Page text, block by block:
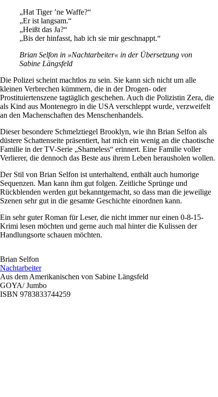
„Hat Tiger ’ne Waffe?“
„Er ist langsam.“
„Heißt das Ja?“
„Bis der hinfasst, hab ich sie mir geschnappt.“
Brian Selfon in »Nachtarbeiter« in der Übersetzung von
Sabine Längsfeld
Die Polizei scheint machtlos zu sein. Sie kann sich nicht um alle
kleinen Verbrechen kümmern, die in der Drogen- oder
Prostituiertenszene tagtäglich geschehen. Auch die Polizistin Zera, die
als Kind aus Montenegro in die USA verschleppt wurde, verzweifelt
an den Machenschaften des Menschenhandels.
Dieser besondere Schmelztiegel Brooklyn, wie ihn Brian Selfon als
düstere Schattenseite präsentiert, hat mich ein wenig an die chaotische
Familie in der TV-Serie „Shameless“ erinnert. Eine Familie voller
Verlierer, die dennoch das Beste aus ihrem Leben herausholen wollen.
Der Stil von Brian Selfon ist unterhaltend, enthält auch humorige
Sequenzen. Man kann ihm gut folgen. Zeitliche Sprünge und
Rückblenden werden gut bekanntgemacht, so dass man die jeweilige
Szenen sehr gut in die gesamte Geschichte einordnen kann.
Ein sehr guter Roman für Leser, die nicht immer nur einen 0-8-15-
Krimi lesen möchten und gerne auch mal hinter die Kulissen der
Handlungsorte schauen möchten.
Brian Selfon
Nachtarbeiter
Aus dem Amerikanischen von Sabine Längsfeld
GOYA/ Jumbo
ISBN 9783833744259